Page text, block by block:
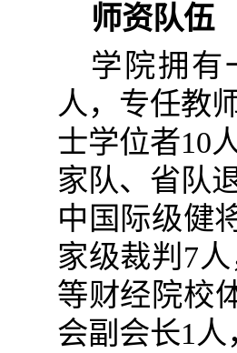
师资队伍
学院拥有
人，专任教
士学位者10
家队、省队
中国际级健
家级裁判7
等财经院校
会副会长1